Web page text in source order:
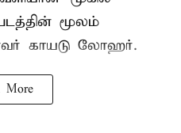
மூலம்
காயடு லோஹர்.
More